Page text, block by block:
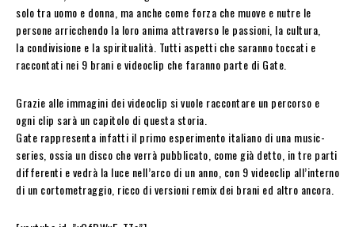
solo tra uomo e donna, ma anche come forza che muove e nutre le
persone arricchendo la loro anima attraverso le passioni, la cultura,
la condivisione e la spiritualità. Tutti aspetti che saranno toccati e
raccontati nei 9 brani e videoclip che faranno parte di Gate.
Grazie alle immagini dei videoclip si vuole raccontare un percorso e
ogni clip sarà un capitolo di questa storia.
Gate rappresenta infatti il primo esperimento italiano di una music-
series, ossia un disco che verrà pubblicato, come già detto, in tre parti
differenti e vedrà la luce nell’arco di un anno, con 9 videoclip all’interno
di un cortometraggio, ricco di versioni remix dei brani ed altro ancora.